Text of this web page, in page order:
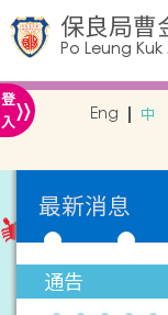
保良局曹
Po Leung
登
入» Eng 中
最新消息
通告